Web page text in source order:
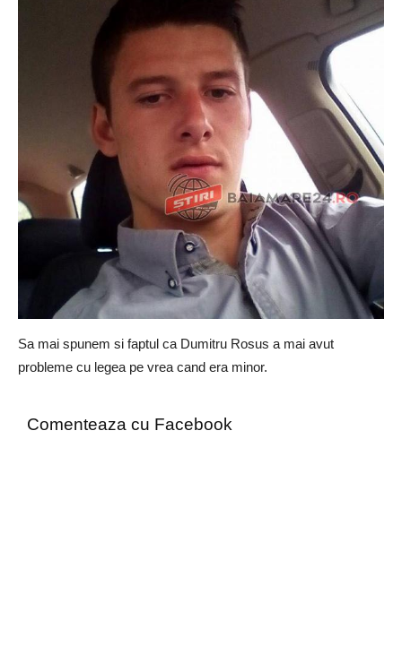
Sa mai spunem si faptul ca Dumitru Rosus a mai avut
probleme cu legea pe vrea cand era minor.
Comenteaza cu Facebook